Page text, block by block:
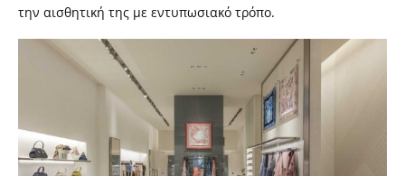
την αισθητική της με εντυπωσιακό τρόπο.